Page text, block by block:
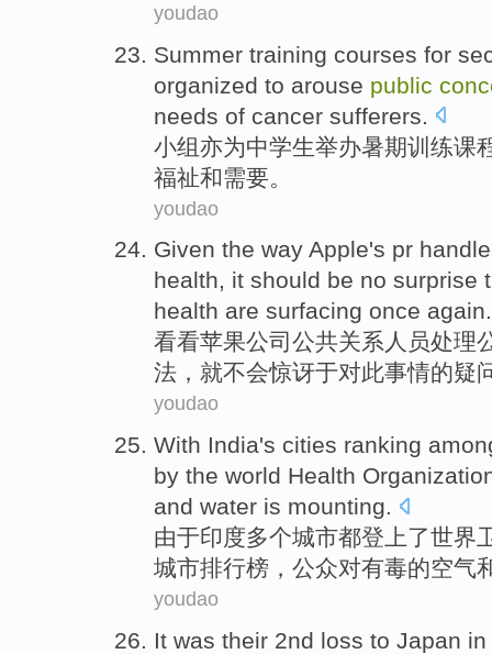
youdao
Summer training courses for
organized to arouse public
needs of cancer sufferers
小组亦为中学生举办暑期训练课
福祉和需要。
youdao
Given the way Apple's pr
health, it should be no surprise
health are surfacing once again.
看看苹果公司 公共关系人员处理
法， 就不会惊讶于对此事情的疑
youdao
With India's cities ranking
by the world Health
and water is mounting.
由于印度多个城市都登上了世界
城市排行榜 ， 公众对有毒的空气
youdao
It was their 2nd loss to Japan in